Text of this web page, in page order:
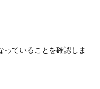
ていることを確認しま